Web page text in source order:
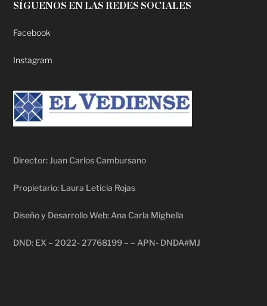
SÍGUENOS EN LAS REDES SOCIALES
Facebook
Instagram
Director: Juan Carlos Cambursano
Propietario: Laura Leticia Rojas
Diseño y Desarrollo Web: Ana Carla Mighella
DND: EX – 2022- 27768199 – – APN- DNDA#MJ